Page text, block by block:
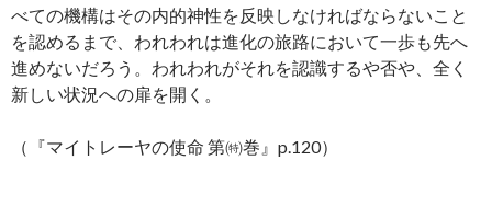
べての機構はその内的神性を反映しなければならないこと
を認めるまで、われわれは進化の旅路において一歩も先へ
進めないだろう。われわれがそれを認識するや否や、全く
新しい状況への扉を開く。
（『マイトレーヤの使命 第㈵巻』p.120）